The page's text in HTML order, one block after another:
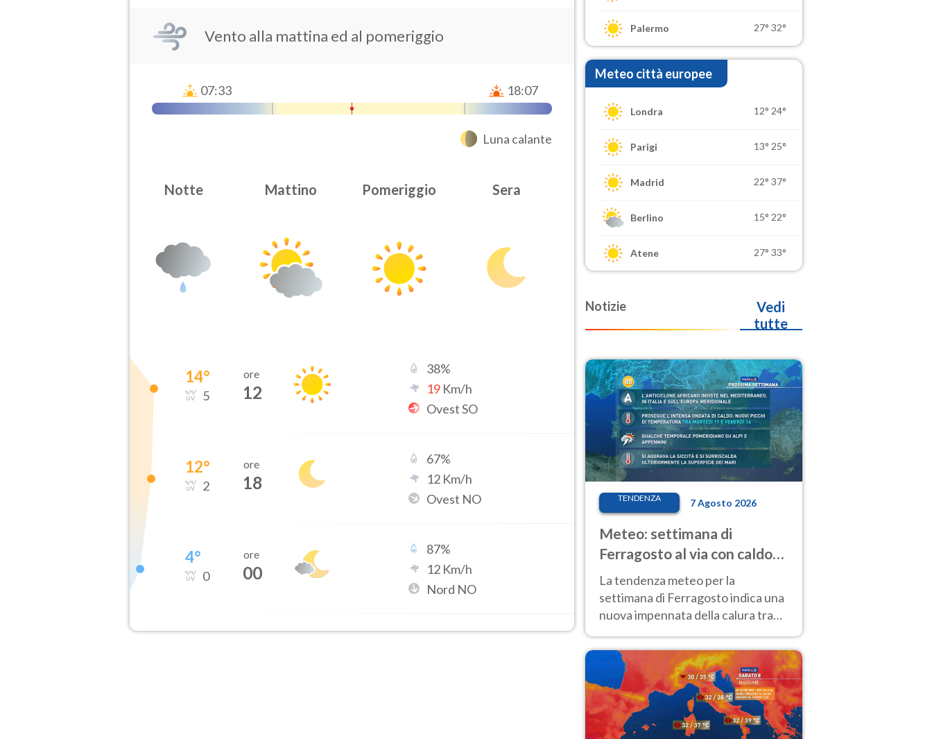
Vento alla mattina ed al pomeriggio
07:33 18:07
Luna calante
Notte Mattino Pomeriggio Sera
14°
5
ore
12
38%
19 Km/h
Ovest SO
12°
2
ore
18
67%
12 Km/h
Ovest NO
4°
0
ore
00
87%
12 Km/h
Nord NO
Palermo 27° 32°
Meteo città europee
Londra 12° 24°
Parigi 13° 25°
Madrid 22° 37°
Berlino 15° 22°
Atene 27° 33°
Notizie
Vedi
tutte
TENDENZA 7 Agosto 2026
Meteo: settimana di
Ferragosto al via con caldo
intenso e qualche temporale
La tendenza meteo per la
settimana di Ferragosto indica una
nuova impennata della calura tra
anche al Nord.